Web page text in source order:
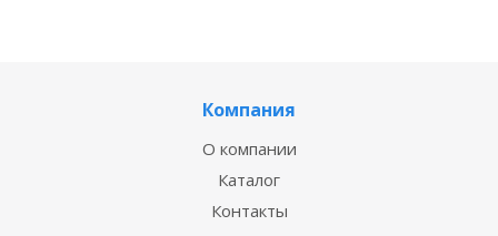
Компания
О компании
Каталог
Контакты